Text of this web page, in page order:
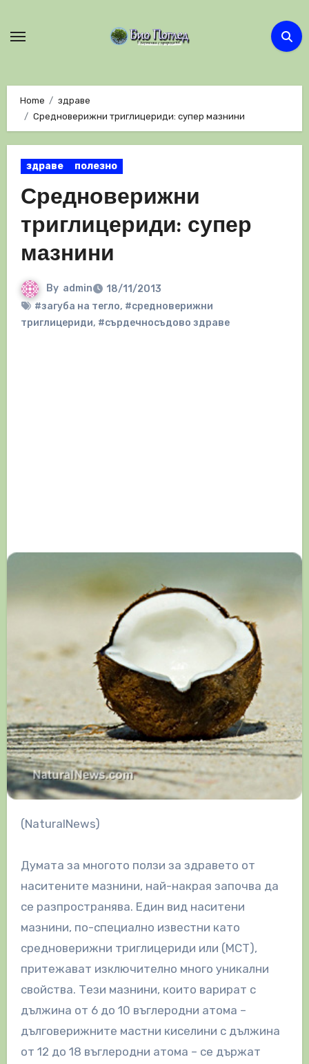
Home
здраве
Средноверижни триглицериди: супер мазнини
здраве полезно
Средноверижни
триглицериди: супер
мазнини
By admin
18/11/2013
#загуба на тегло, #средноверижни
триглицериди, #сърдечносъдово здраве
(NaturalNews)
Думата за многото ползи за здравето от
наситените мазнини, най-накрая започва да
се разпространява. Един вид наситени
мазнини, по-специално известни като
средноверижни триглицериди или (МСТ),
притежават изключително много уникални
свойства. Тези мазнини, които варират с
дължина от 6 до 10 въглеродни атома –
дълговерижните мастни киселини с дължина
от 12 до 18 въглеродни атома – се държат